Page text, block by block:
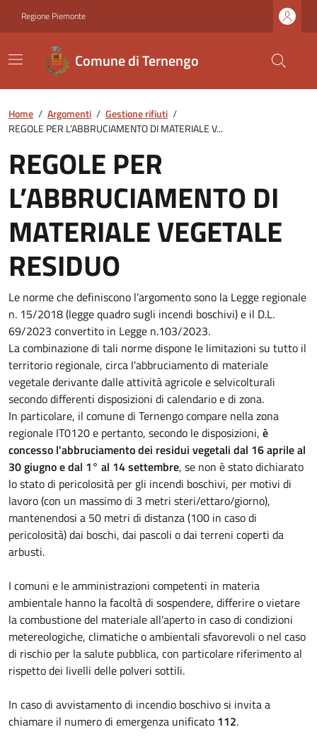
Regione Piemonte
Comune di Ternengo
Home / Argomenti / Gestione rifiuti /
REGOLE PER L’ABBRUCIAMENTO DI MATERIALE V...
REGOLE PER
L’ABBRUCIAMENTO DI
MATERIALE VEGETALE
RESIDUO
Le norme che definiscono l’argomento sono la Legge regionale
n. 15/2018 (legge quadro sugli incendi boschivi) e il D.L.
69/2023 convertito in Legge n.103/2023.
La combinazione di tali norme dispone le limitazioni su tutto il
territorio regionale, circa l'abbruciamento di materiale
vegetale derivante dalle attività agricole e selvicolturali
secondo differenti disposizioni di calendario e di zona.
In particolare, il comune di Ternengo compare nella zona
regionale IT0120 e pertanto, secondo le disposizioni, è
concesso l'abbruciamento dei residui vegetali dal 16 aprile al
30 giugno e dal 1° al 14 settembre, se non è stato dichiarato
lo stato di pericolosità per gli incendi boschivi, per motivi di
lavoro (con un massimo di 3 metri steri/ettaro/giorno),
mantenendosi a 50 metri di distanza (100 in caso di
pericolosità) dai boschi, dai pascoli o dai terreni coperti da
arbusti.
I comuni e le amministrazioni competenti in materia
ambientale hanno la facoltà di sospendere, differire o vietare
la combustione del materiale all'aperto in caso di condizioni
metereologiche, climatiche o ambientali sfavorevoli o nel caso
di rischio per la salute pubblica, con particolare riferimento al
rispetto dei livelli delle polveri sottili.
In caso di avvistamento di incendio boschivo si invita a
chiamare il numero di emergenza unificato 112.